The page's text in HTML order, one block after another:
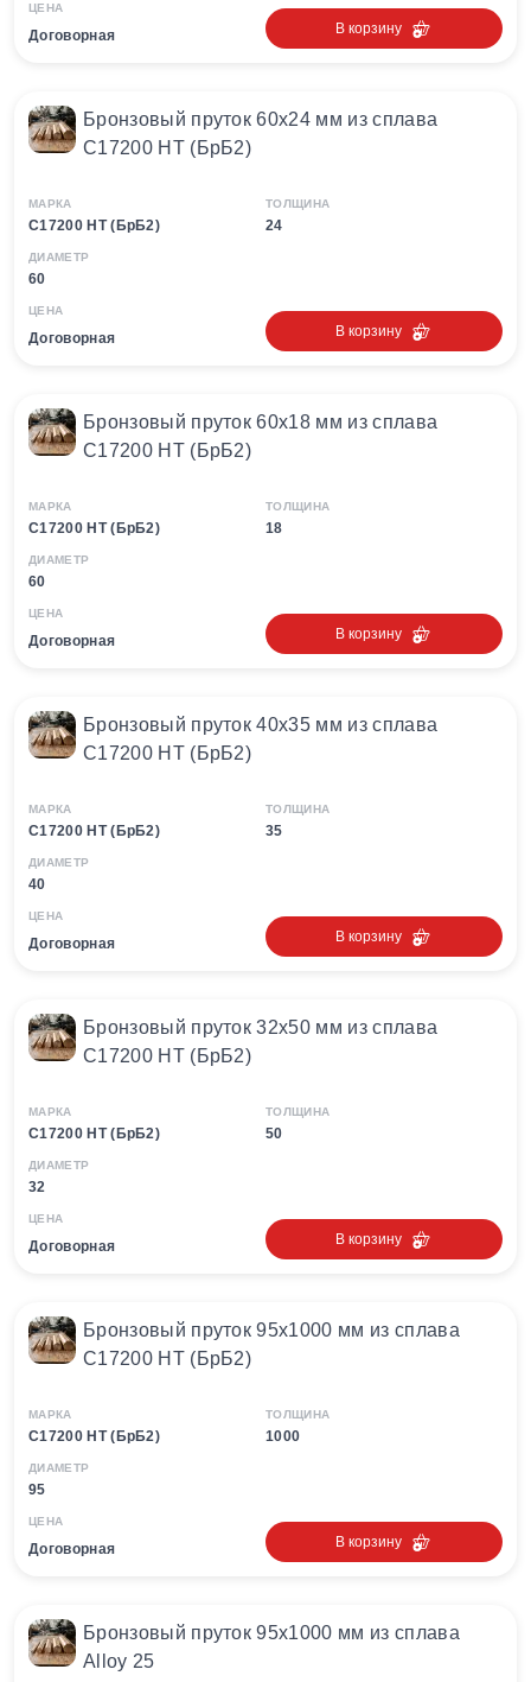
ЦЕНА
Договорная В корзину
Бронзовый пруток 60х24 мм из сплава
С17200 HT (БрБ2)
МАРКА
С17200 HT (БрБ2)
ТОЛЩИНА
24
ДИАМЕТР
60
ЦЕНА
Договорная В корзину
Бронзовый пруток 60х18 мм из сплава
С17200 HT (БрБ2)
МАРКА
С17200 HT (БрБ2)
ТОЛЩИНА
18
ДИАМЕТР
60
ЦЕНА
Договорная В корзину
Бронзовый пруток 40х35 мм из сплава
С17200 HT (БрБ2)
МАРКА
С17200 HT (БрБ2)
ТОЛЩИНА
35
ДИАМЕТР
40
ЦЕНА
Договорная В корзину
Бронзовый пруток 32х50 мм из сплава
С17200 HT (БрБ2)
МАРКА
С17200 HT (БрБ2)
ТОЛЩИНА
50
ДИАМЕТР
32
ЦЕНА
Договорная В корзину
Бронзовый пруток 95х1000 мм из сплава
С17200 HT (БрБ2)
МАРКА
С17200 HT (БрБ2)
ТОЛЩИНА
1000
ДИАМЕТР
95
ЦЕНА
Договорная В корзину
Бронзовый пруток 95х1000 мм из сплава
Alloy 25